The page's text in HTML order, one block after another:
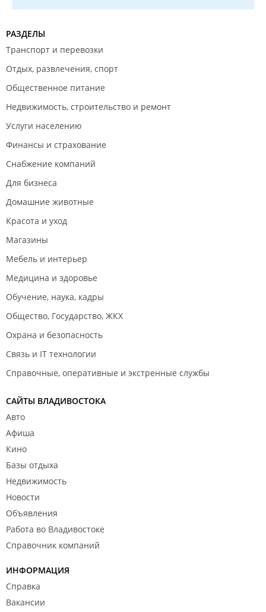
РАЗДЕЛЫ
Транспорт и перевозки
Отдых, развлечения, спорт
Общественное питание
Недвижимость, строительство и ремонт
Услуги населению
Финансы и страхование
Снабжение компаний
Для бизнеса
Домашние животные
Красота и уход
Магазины
Мебель и интерьер
Медицина и здоровье
Обучение, наука, кадры
Общество, Государство, ЖКХ
Охрана и безопасность
Связь и IT технологии
Справочные, оперативные и экстренные службы
САЙТЫ ВЛАДИВОСТОКА
Авто
Афиша
Кино
Базы отдыха
Недвижимость
Новости
Объявления
Работа во Владивостоке
Справочник компаний
ИНФОРМАЦИЯ
Справка
Вакансии